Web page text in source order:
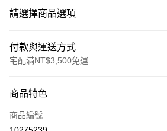
請選擇商品選項
付款與運送方式
宅配滿NT$3,500免運
信用卡一次付款
ATM付款
商品特色
商品編號